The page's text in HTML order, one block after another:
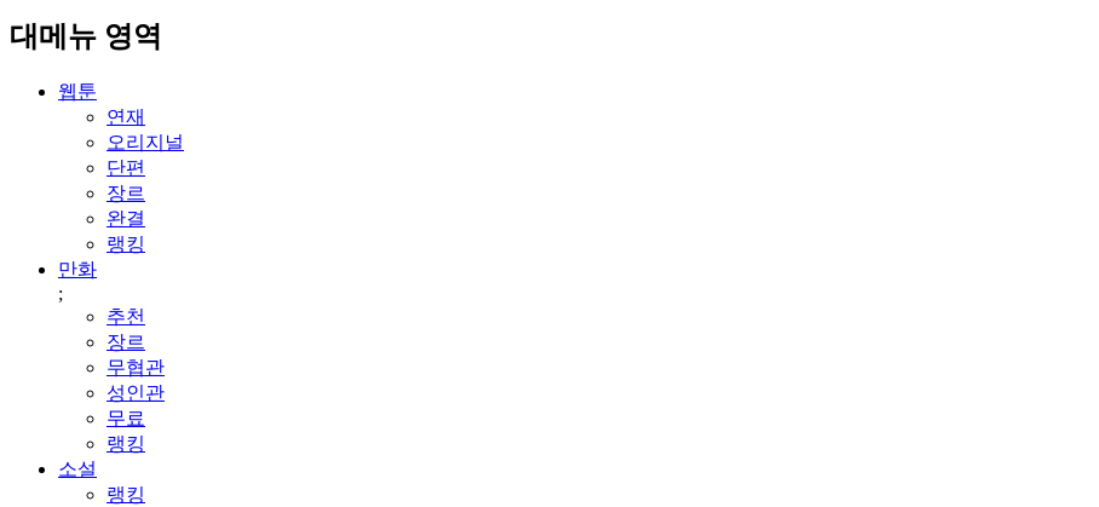
대메뉴 영역
웹툰
연재
오리지널
단편
장르
완결
랭킹
만화
;
추천
장르
무협관
성인관
무료
랭킹
소설
랭킹